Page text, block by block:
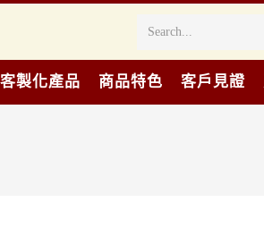
Search...
客製化產品 商品特色 客戶見證